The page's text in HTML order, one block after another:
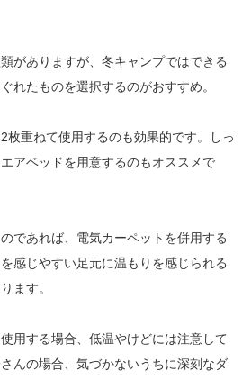
がありますが、冬キャンプではできる
れたものを選択するのがおすすめ。
枚重ねて使用するのも効果的です。しっ
アベッドを用意するのもオススメで
であれば、電気カーペットを併用する
感じやすい足元に温もりを感じられる
ます。
用する場合、低温やけどには注意して
んの場合、気づかないうちに深刻なダ